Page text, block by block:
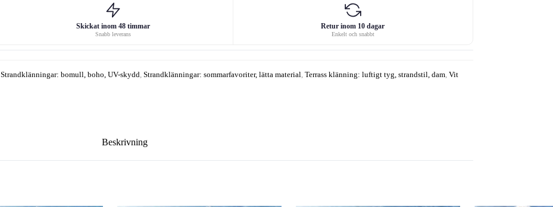
Skickat inom 48 timmar
Snabb leverans
Retur inom 10 dagar
Enkelt och snabbt
Strandklänningar: bomull, boho, UV-skydd Strandklänningar: sommarfavoriter, lätta material Terrass klänning: luftigt tyg, strandstil, dam Vit
Beskrivning